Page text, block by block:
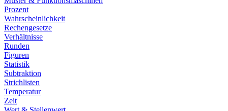
Prozent
Wahrscheinlichkeit
Rechengesetze
Verhältnisse
Runden
Figuren
Statistik
Subtraktion
Strichlisten
Temperatur
Zeit